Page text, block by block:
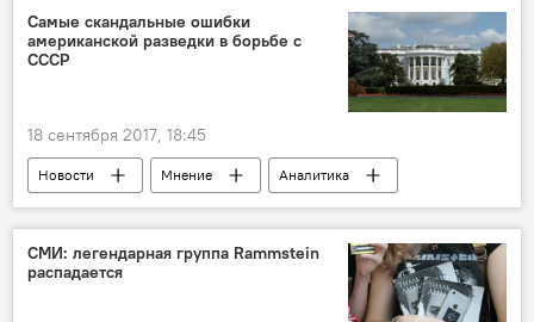
ООН
проект
реформа
однополярный мир
Самые скандальные ошибки
американской разведки в борьбе с
СССР
18 сентября 2017, 18:45
Новости Мнение
Аналитика
СССР
Пентагон
ЦРУ
разведка
возможность
крах
военная угроза
СМИ: легендарная группа Rammstein
распадается